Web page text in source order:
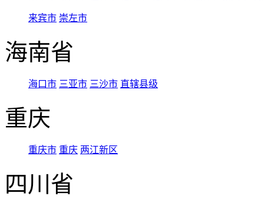
来宾市 崇左市
海南省
海口市 三亚市 三沙市 直辖县级
重庆
重庆市 重庆 两江新区
四川省